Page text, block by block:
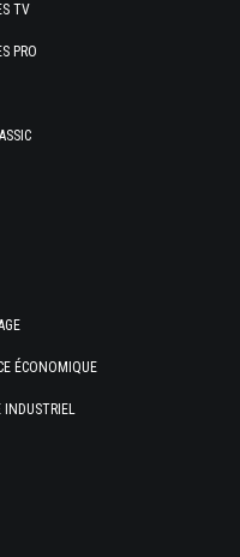
TV
PRO
ÉCONOMIQUE
INDUSTRIEL